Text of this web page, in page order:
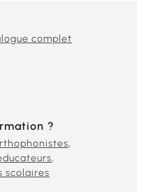
complet
?
scolaires